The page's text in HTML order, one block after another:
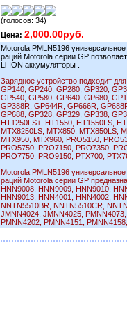
(голосов: 34)
Цена: 2,000.00руб.
Motorola PMLN5196
раций Motorola серии GP
Li-ION аккумуляторы .
Зарядное устройство подходит
GP140, GP240, GP280, GP320,
GP540, GP580, GP640, GP680,
GP388R, GP644R, GP666R,
GP688, GP328, GP329, GP338,
HT1250LS+, HT1550, HT1550LS,
MTX8250LS, MTX850, MTX850LS,
MTX950, MTX960, PRO5150,
PRO5750, PRO7150, PRO7350,
PRO7750, PRO9150, PTX700,
Motorola PMLN5196
раций Motorola серии GP
HNN9008, HNN9009, HNN9010,
HNN9013, HNN4001, HNN4002,
NNTN5510BR, NNTN5510CR,
JMNN4024, JMNN4025, PMNN4073,
PMNN4202, PMNN4151,